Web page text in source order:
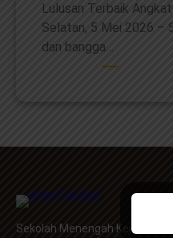
Lulusan Terbaik
Selatan, 5 Mei 2026 –
dan bangga…
Sekolah Menengah Kejuruan